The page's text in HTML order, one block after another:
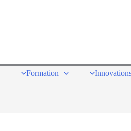
Formation